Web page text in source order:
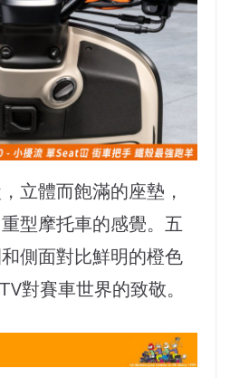
立體而飽滿的座墊，
型摩托車的感覺。五
側面對比鮮明的橙色
對賽車世界的致敬。